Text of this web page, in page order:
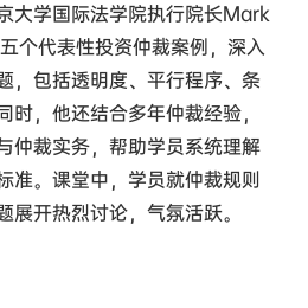
大学国际法学院执行院长Mark
个代表性投资仲裁案例，深入
，包括透明度、平行程序、条
时，他还结合多年仲裁经验，
仲裁实务，帮助学员系统理解
准。课堂中，学员就仲裁规则
开热烈讨论，气氛活跃。